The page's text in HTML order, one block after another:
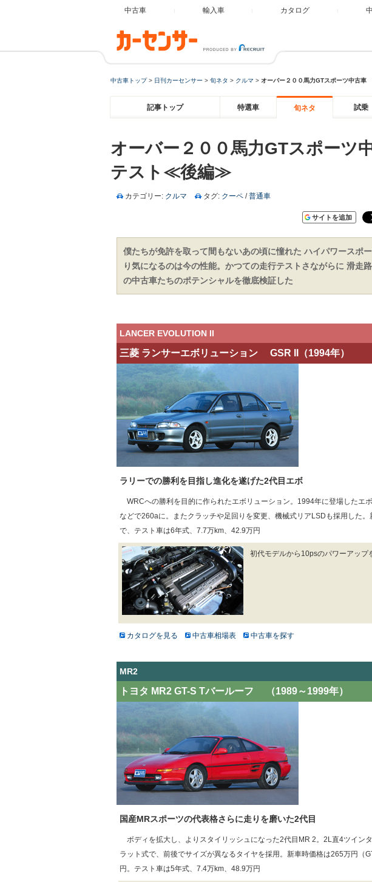
中古車 輸入車 カタログ
中古車トップ> 日刊カーセンサー > 旬ネタ > クルマ > オーバー２００馬力GTスポーツ中古
記事トップ 特選車 旬ネタ 試乗
オーバー２００馬力GTスポー
テスト≪後編≫
カテゴリー: クルマ タグ: クーペ /普通車
サイトを追加
僕たちが免許を取って間もないあの頃に憧れた ハイパワースポ
り気になるのは今の性能。かつての走行テストさながらに 滑走
の中古車たちのポテンシャルを徹底検証した
LANCER EVOLUTION II
三菱 ランサーエボリューション GSR II（1994年）
ラリーでの勝利を目指し進化を遂げた2代目エボ
WRCへの勝利を目的に作られたエボリューション。1994年に登場したエ
などで260aに。またクラッチや足回りを変更、機械式リアLSDも採用した
で、テスト車は6年式、7.7万km、42.9万円
初代モデルから10psのパワーアップ
カタログを見る 中古車相場表 中古車を探す
MR2
トヨタ MR2 GT-S Tバールーフ （1989～1999年）
国産MRスポーツの代表格さらに走りを磨いた2代目
ボディを拡大し、よりスタイリッシュになった2代目MR 2。2L直4ツイン
ラット式で、前後でサイズが異なるタイヤを採用。新車時価格は265万円（
円。テスト車は5年式、7.4万km、48.9万円